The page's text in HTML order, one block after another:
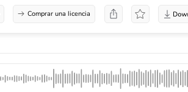
Comprar una licencia